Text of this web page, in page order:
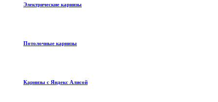
Электрические карнизы
Потолочные карнизы
Карнизы с Яндекс Алисой